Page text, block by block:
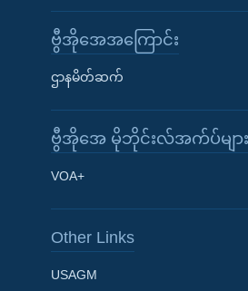
Learning English
ဗွီအိုအေအကြောင်း
ဌာနမိတ်ဆက်
ဗွီအိုအေ မိုဘိုင်းလ်အက်ပ်မျာ
VOA+
Other Links
USAGM